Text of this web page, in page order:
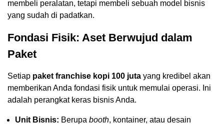
membeli peralatan, tetapi membeli sebuah model bisnis
yang sudah di padatkan.
Fondasi Fisik: Aset Berwujud dalam
Paket
Setiap paket franchise kopi 100 juta yang kredibel akan
memberikan Anda fondasi fisik untuk memulai operasi. Ini
adalah perangkat keras bisnis Anda.
Unit Bisnis: Berupa booth, kontainer, atau desain